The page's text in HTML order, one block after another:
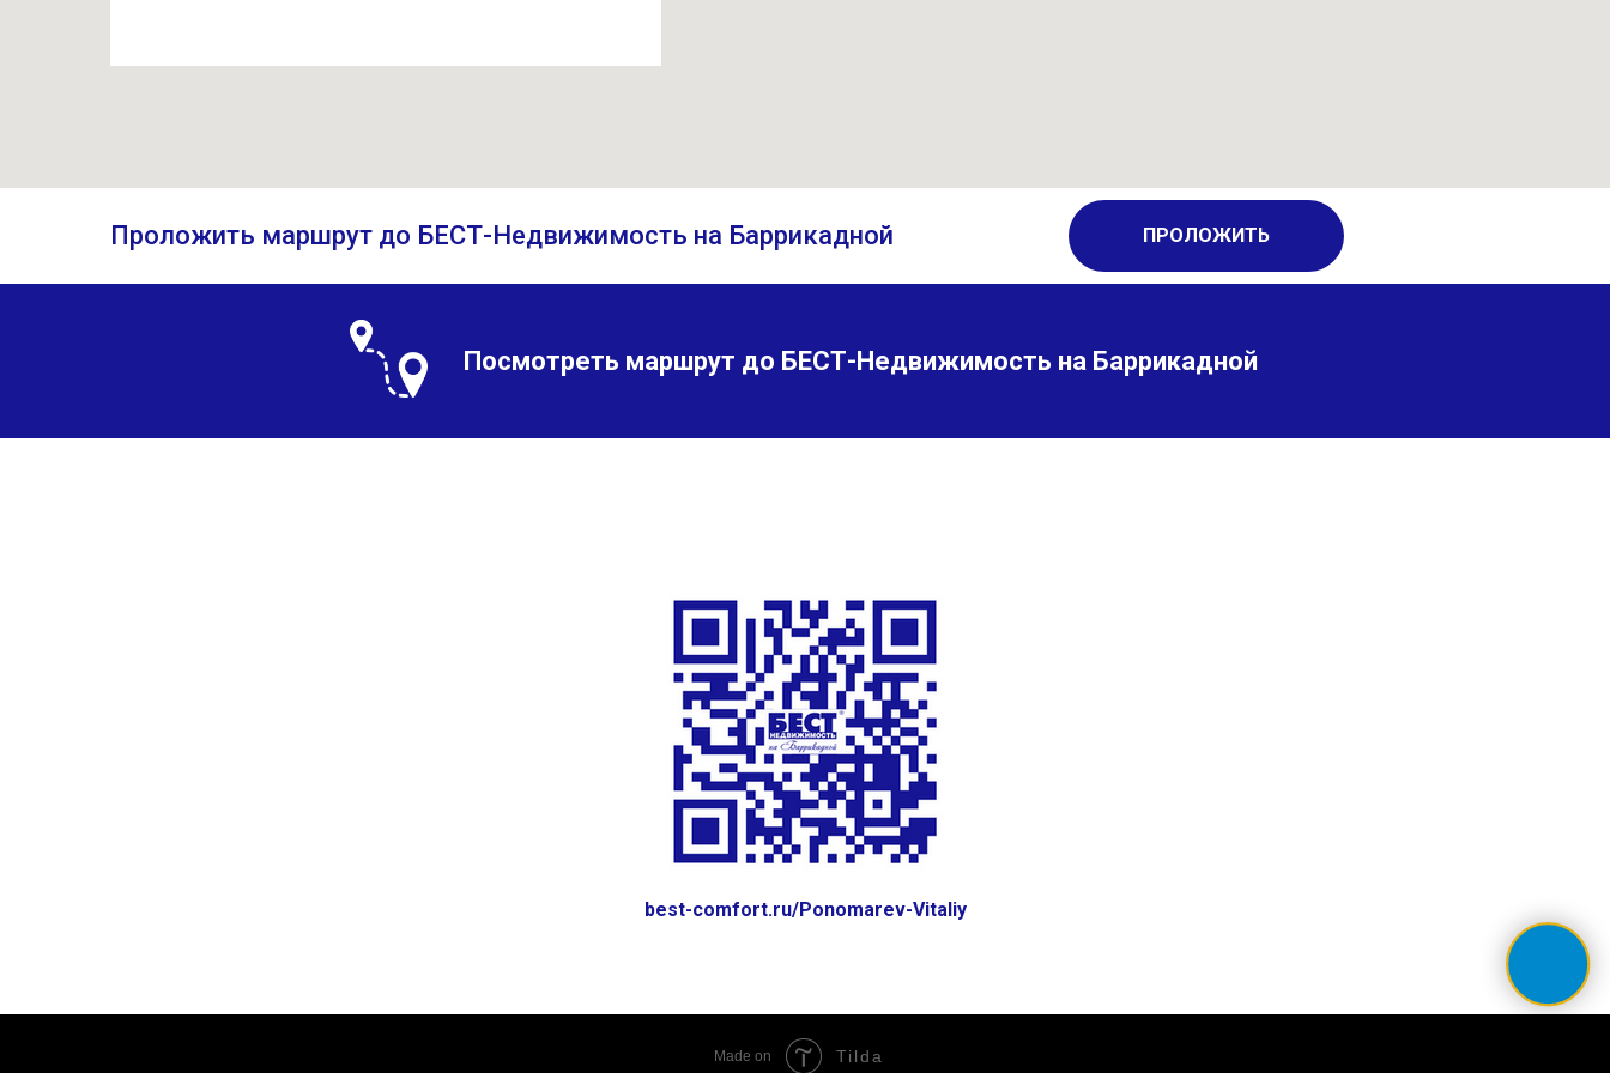
Проложить маршрут до БЕСТ-Недвижимость на Баррикадной ПРОЛОЖИТЬ
Посмотреть маршрут до БЕСТ-Недвижимость на Баррикадной
best-comfort.ru/Ponomarev-Vitaliy
Made on Tilda